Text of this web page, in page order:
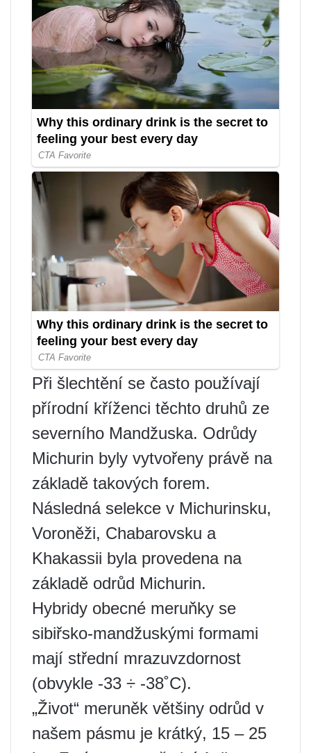
Při šlechtění se často používají
přírodní kříženci těchto druhů ze
severního Mandžuska. Odrůdy
Michurin byly vytvořeny právě na
základě takových forem.
Následná selekce v Michurinsku,
Voroněži, Chabarovsku a
Khakassii byla provedena na
základě odrůd Michurin.
Hybridy obecné meruňky se
sibiřsko-mandžuskými formami
mají střední mrazuvzdornost
(obvykle -33 ÷ -38˚С).
„Život“ meruněk většiny odrůd v
našem pásmu je krátký, 15 – 25